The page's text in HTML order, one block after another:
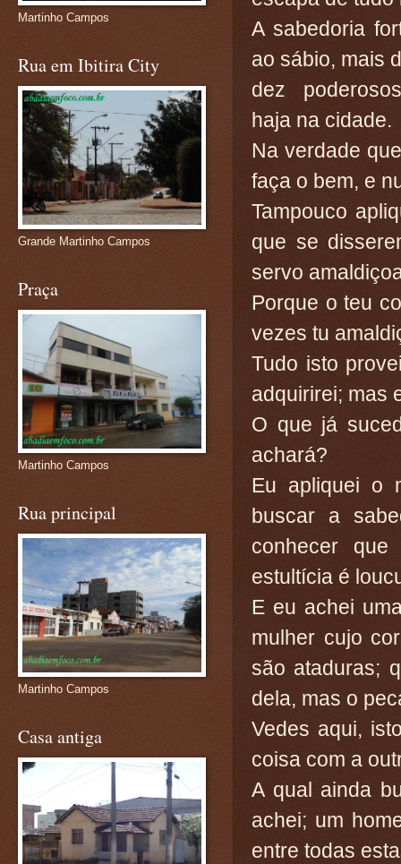
A sabedoria
ao sábio, mais
dez
haja na cidade.
Na verdade
faça o bem, e
Tampouco
que se
servo
Porque o teu
vezes tu
Tudo isto
adquirirei; mas
O que já
achará?
Eu apliquei o
buscar a
conhecer
estultícia é
E eu achei
mulher cujo
são ataduras;
dela, mas o
Vedes aqui,
coisa com a
A qual ainda
achei; um
entre todas
Martinho Campos
Rua em Ibitira City
Grande Martinho Campos
Praça
Martinho Campos
Rua principal
Martinho Campos
Casa antiga